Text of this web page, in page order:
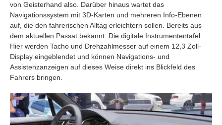
von Geisterhand also. Darüber hinaus wartet das
Navigationssystem mit 3D-Karten und mehreren Info-Ebenen
auf, die den fahrerischen Alltag erleichtern sollen. Bereits aus
dem aktuellen Passat bekannt: Die digitale Instrumententafel.
Hier werden Tacho und Drehzahlmesser auf einem 12,3 Zoll-
Display eingeblendet und können Navigations- und
Assistenzanzeigen auf dieses Weise direkt ins Blickfeld des
Fahrers bringen.